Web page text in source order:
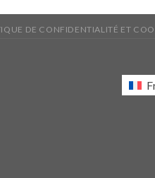
DE CONFIDENTIALITÉ ET